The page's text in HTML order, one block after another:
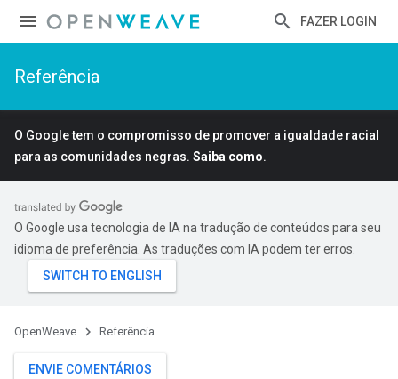
FAZER LOGIN
Referência
O Google tem o compromisso de promover a igualdade racial
para as comunidades negras. Saiba como.
O Google usa tecnologia de IA na tradução de conteúdos para seu
idioma de preferência. As traduções com IA podem ter erros.
OpenWeave Referência
ENVIE COMENTÁRIOS